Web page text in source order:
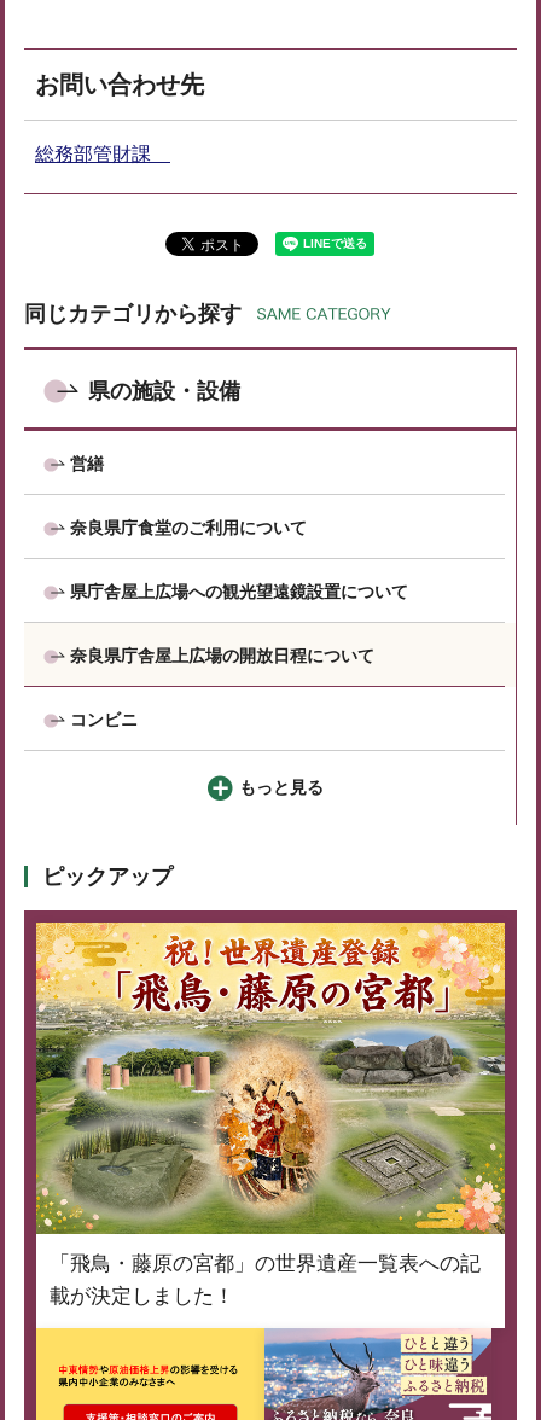
お問い合わせ先
総務部管財課
同じカテゴリから探す
県の施設・設備
営繕
奈良県庁食堂のご利用について
県庁舎屋上広場への観光望遠鏡設置について
奈良県庁舎屋上広場の開放日程について
コンビニ
もっと見る
ピックアップ
「飛鳥・藤原の宮都」の世界遺産一覧表への記
載が決定しました！